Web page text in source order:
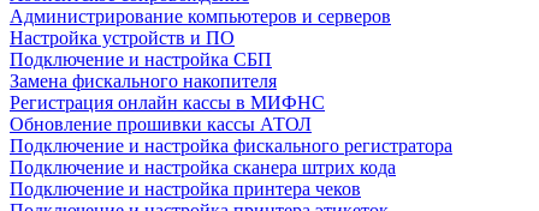
Администрирование компьютеров и серверов
Настройка устройств и ПО
Подключение и настройка СБП
Замена фискального накопителя
Регистрация онлайн кассы в МИФНС
Обновление прошивки кассы АТОЛ
Подключение и настройка фискального регистратора
Подключение и настройка сканера штрих кода
Подключение и настройка принтера чеков